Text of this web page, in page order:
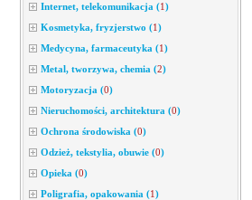
Internet, telekomunikacja (1)
Kosmetyka, fryzjerstwo (1)
Medycyna, farmaceutyka (1)
Metal, tworzywa, chemia (2)
Motoryzacja (0)
Nieruchomości, architektura (0)
Ochrona środowiska (0)
Odzież, tekstylia, obuwie (0)
Opieka (0)
Poligrafia, opakowania (1)